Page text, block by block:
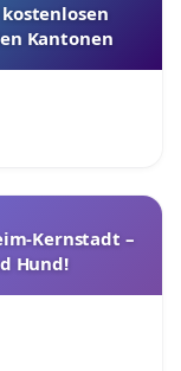
Kantonen
Kernstadt –
Hund!